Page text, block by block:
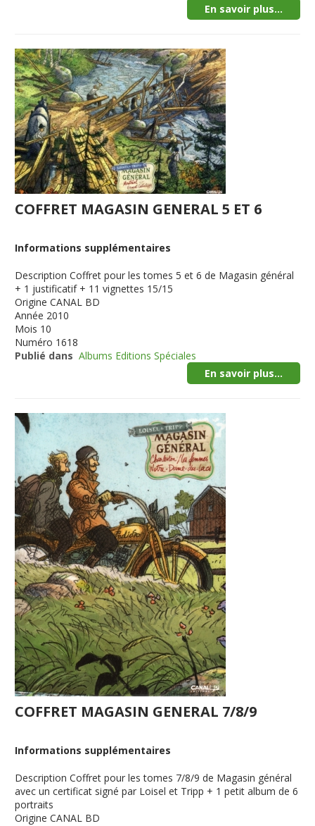
En savoir plus...
COFFRET MAGASIN GENERAL 5 ET 6
Informations supplémentaires
Description Coffret pour les tomes 5 et 6 de Magasin général
+ 1 justificatif + 11 vignettes 15/15
Origine CANAL BD
Année 2010
Mois 10
Numéro 1618
Publié dans Albums Editions Spéciales
En savoir plus...
COFFRET MAGASIN GENERAL 7/8/9
Informations supplémentaires
Description Coffret pour les tomes 7/8/9 de Magasin général
avec un certificat signé par Loisel et Tripp + 1 petit album de 6
portraits
Origine CANAL BD